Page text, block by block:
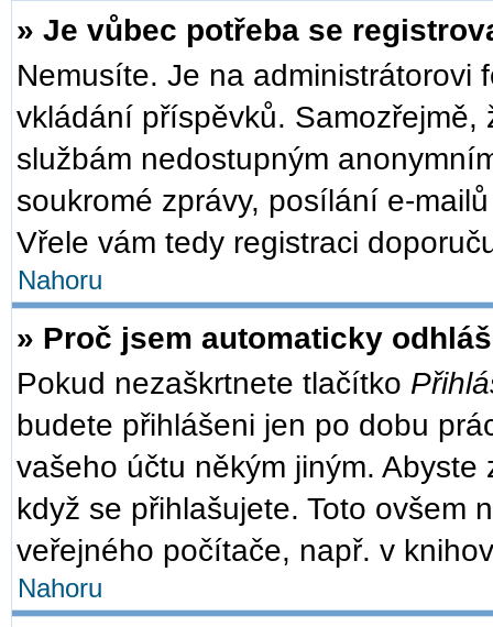
» Je vůbec potřeba se
Nemusíte. Je na administrátorovi
vkládání příspěvků.
službám nedostupným
soukromé zprávy, posílání e-
Vřele vám tedy registraci
Nahoru
» Proč jsem automaticky
Pokud nezaškrtnete tlačítko
budete přihlášeni jen po dobu
vašeho účtu někým jiným.
když se přihlašujete. Toto ovšem
veřejného počítače, např. v
Nahoru